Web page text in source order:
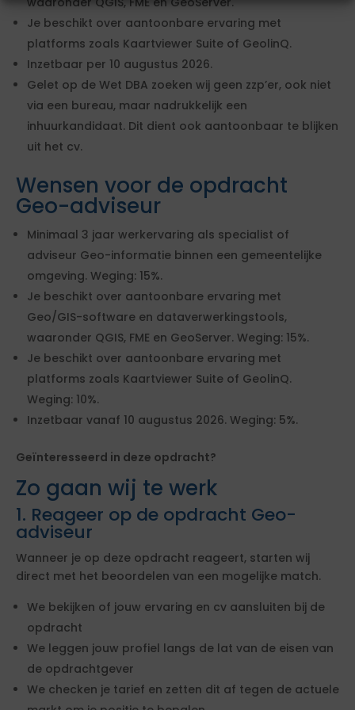
Je beschikt over aantoonbare ervaring met
platforms zoals Kaartviewer Suite of GeolinQ.
Inzetbaar per 10 augustus 2026.
Gelet op de Wet DBA zoeken wij geen zzp’er, ook niet
via een bureau, maar nadrukkelijk een
inhuurkandidaat. Dit dient ook aantoonbaar te blijken
uit het cv.
Wensen voor de opdracht
Geo-adviseur
Minimaal 3 jaar werkervaring als specialist of
adviseur Geo-informatie binnen een gemeentelijke
omgeving. Weging: 15%.
Je beschikt over aantoonbare ervaring met
Geo/GIS-software en dataverwerkingstools,
waaronder QGIS, FME en GeoServer. Weging: 15%.
Je beschikt over aantoonbare ervaring met
platforms zoals Kaartviewer Suite of GeolinQ.
Weging: 10%.
Inzetbaar vanaf 10 augustus 2026. Weging: 5%.
Geïnteresseerd in deze opdracht?
Zo gaan wij te werk
1. Reageer op de opdracht Geo-
adviseur
Wanneer je op deze opdracht reageert, starten wij
direct met het beoordelen van een mogelijke match.
We bekijken of jouw ervaring en cv aansluiten bij de
opdracht
We leggen jouw profiel langs de lat van de eisen van
de opdrachtgever
We checken je tarief en zetten dit af tegen de actuele